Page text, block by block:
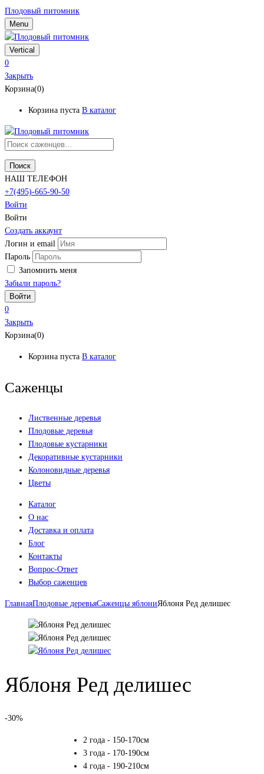
Плодовый питомник
Menu
Vertical
0
Закрыть
Корзина(0)
Корзина пуста В каталог
Поиск
НАШ ТЕЛЕФОН
+7(495)-665-90-50
Войти
Войти
Создать аккаунт
Логин и email
Пароль
Запомнить меня
Забыли пароль?
0
Закрыть
Корзина(0)
Корзина пуста В каталог
Саженцы
Лиственные деревья
Плодовые деревья
Плодовые кустарники
Декоративные кустарники
Колоновидные деревья
Цветы
Каталог
О нас
Доставка и оплата
Блог
Контакты
Вопрос-Ответ
Выбор саженцев
ГлавнаяПлодовые деревьяСаженцы яблониЯблоня Ред делишес
Яблоня Ред делишес
-30%
2 года - 150-170см
3 года - 170-190см
4 года - 190-210см